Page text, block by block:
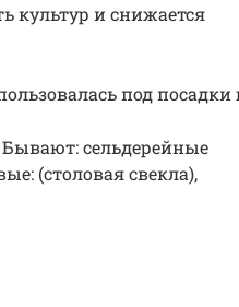
культур и снижается
под посадки
сельдерейные
(столовая свекла),